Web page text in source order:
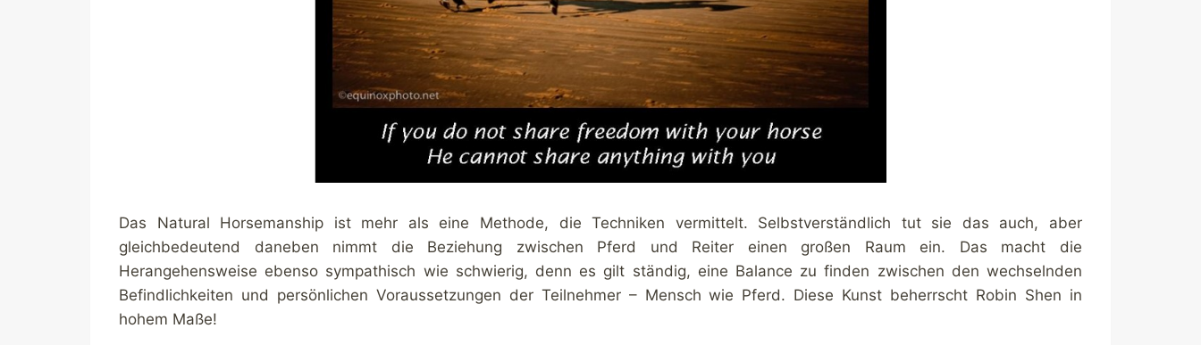
Das Natural Horsemanship ist mehr als eine Methode, die Techniken vermittelt. Selbstverständlich tut sie das auch, aber
gleichbedeutend daneben nimmt die Beziehung zwischen Pferd und Reiter einen großen Raum ein. Das macht die
Herangehensweise ebenso sympathisch wie schwierig, denn es gilt ständig, eine Balance zu finden zwischen den wechselnden
Befindlichkeiten und persönlichen Voraussetzungen der Teilnehmer – Mensch wie Pferd. Diese Kunst beherrscht Robin Shen in
hohem Maße!